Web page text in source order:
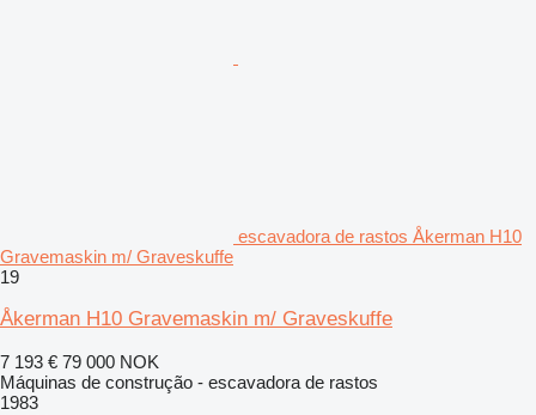
escavadora de rastos Åkerman H10
Gravemaskin m/ Graveskuffe
19
Åkerman H10 Gravemaskin m/ Graveskuffe
7 193 € 79 000 NOK
Máquinas de construção - escavadora de rastos
1983